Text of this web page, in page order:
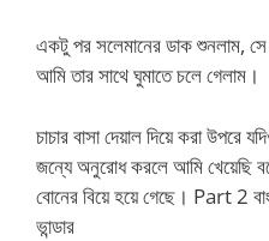
একটু পর সলেমানের ডাক শুনলাম, সে
আমি তার সাথে ঘুমাতে চলে গেলাম।
চাচার বাসা দেয়াল দিয়ে করা উপরে
জন্যে অনুরোধ করলে আমি খেয়েছি
বোনের বিয়ে হয়ে গেছে। Part 2
ভান্ডার